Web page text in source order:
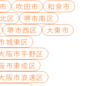
吹田市
和泉市
区
堺市南区
堺市西区
大東市
城東区
阪市平野区
市東成区
阪市浪速区